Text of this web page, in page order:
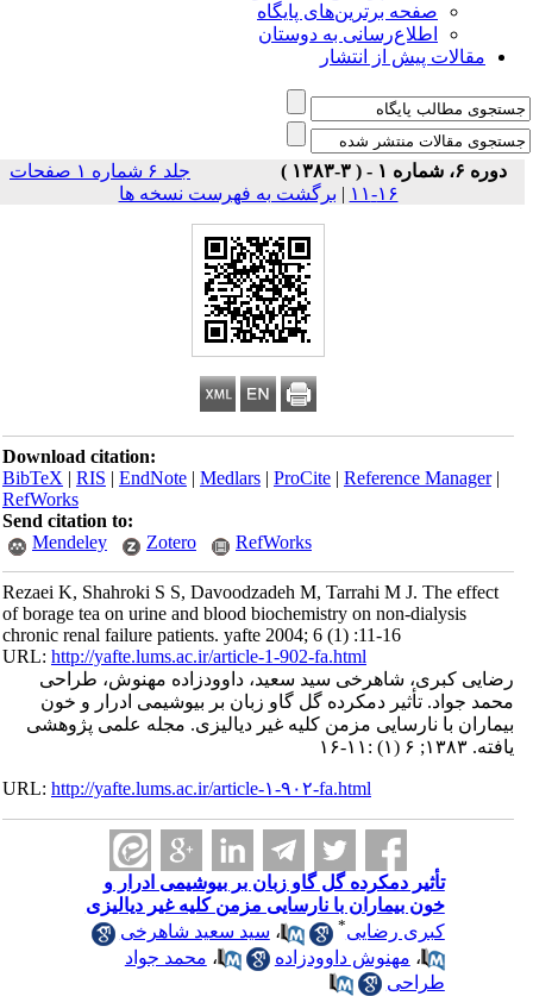
صفحه برترین‌های پایگاه
اطلاع‌رسانی به دوستان
مقالات پیش از انتشار
دوره ۶، شماره ۱ - ( ۳-۱۳۸۳ )
جلد ۶ شماره ۱ صفحات
۱۶-۱۱
| برگشت به فهرست نسخه ها
Download citation:
BibTeX|RIS|EndNote|Medlars|ProCite|Reference Manager
RefWorks
Send citation to:
Mendeley
Zotero RefWorks
Rezaei K, Shahroki S S, Davoodzadeh M, Tarrahi M J. The effect
of borage tea on urine and blood biochemistry on non-dialysis
chronic renal failure patients. yafte 2004; 6 (1) :11-16
URL:http://yafte.lums.ac.ir/article-1-902-fa.html
رضایی کبری، شاهرخی سید سعید، داوودزاده مهنوش، طراحی
محمد جواد. تأثیر دمکرده گل گاو زبان بر بیوشیمی ادرار و خون
بیماران با نارسایی مزمن کلیه غیر دیالیزی. مجله علمی پژوهشی
یافته. ۱۳۸۳; ۶ (۱) :۱۱-۱۶
URL:http://yafte.lums.ac.ir/article-۱-۹۰۲-fa.html
تأثیر دمکرده گل گاو زبان بر بیوشیمی ادرار و
خون بیماران با نارسایی مزمن کلیه غیر دیالیزی
کبری رضایی
،سید سعید شاهرخی
،مهنوش داوودزاده ،محمد جواد
طراحی